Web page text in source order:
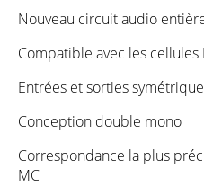
Nouveau circuit audio
Compatible avec les cellules
Entrées et sorties
Conception double mono
Correspondance la plus
MC